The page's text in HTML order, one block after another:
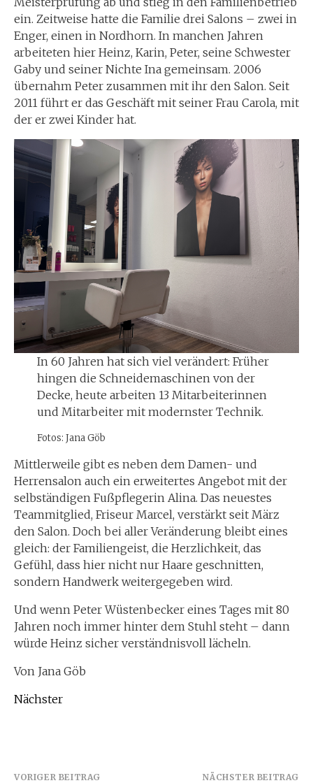
ein. Zeitweise hatte die Familie drei Salons – zwei in
Enger, einen in Nordhorn. In manchen Jahren
arbeiteten hier Heinz, Karin, Peter, seine Schwester
Gaby und seiner Nichte Ina gemeinsam. 2006
übernahm Peter zusammen mit ihr den Salon. Seit
2011 führt er das Geschäft mit seiner Frau Carola, mit
der er zwei Kinder hat.
In 60 Jahren hat sich viel verändert: Früher
hingen die Schneidemaschinen von der
Decke, heute arbeiten 13 Mitarbeiterinnen
und Mitarbeiter mit modernster Technik.
Fotos: Jana Göb
Mittlerweile gibt es neben dem Damen- und
Herrensalon auch ein erweitertes Angebot mit der
selbständigen Fußpflegerin Alina. Das neuestes
Teammitglied, Friseur Marcel, verstärkt seit März
den Salon. Doch bei aller Veränderung bleibt eines
gleich: der Familiengeist, die Herzlichkeit, das
Gefühl, dass hier nicht nur Haare geschnitten,
sondern Handwerk weitergegeben wird.
Und wenn Peter Wüstenbecker eines Tages mit 80
Jahren noch immer hinter dem Stuhl steht – dann
würde Heinz sicher verständnisvoll lächeln.
Von Jana Göb
Nächster
VORIGER BEITRAG NÄCHSTER BEITRAG